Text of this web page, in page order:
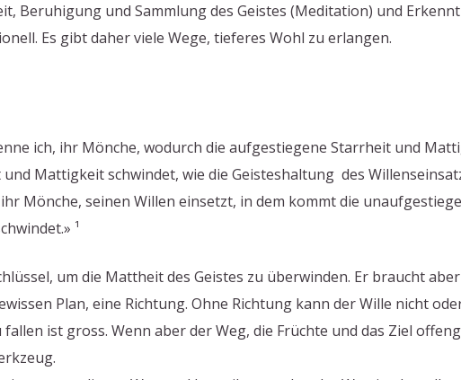
Beruhigung und Sammlung des Geistes (Meditation) und
Es gibt daher viele Wege, tieferes Wohl zu erlangen.
ich, ihr Mönche, wodurch die aufgestiegene Starrheit und
Mattigkeit schwindet, wie die Geisteshaltung des
Mönche, seinen Willen einsetzt, in dem kommt die
¹
um die Mattheit des Geistes zu überwinden. Er braucht
Plan, eine Richtung. Ohne Richtung kann der Wille nicht
ist gross. Wenn aber der Weg, die Früchte und das Ziel